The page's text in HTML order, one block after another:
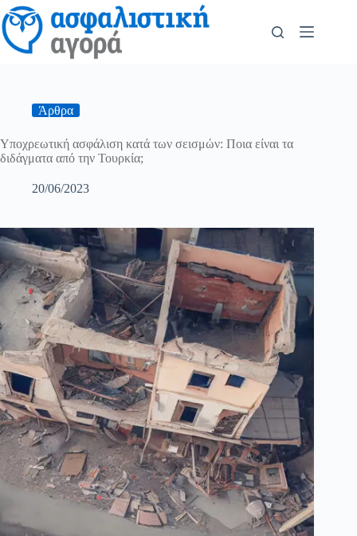
Άρθρα
Υποχρεωτική ασφάλιση κατά των σεισμών: Ποια είναι τα
διδάγματα από την Τουρκία;
20/06/2023